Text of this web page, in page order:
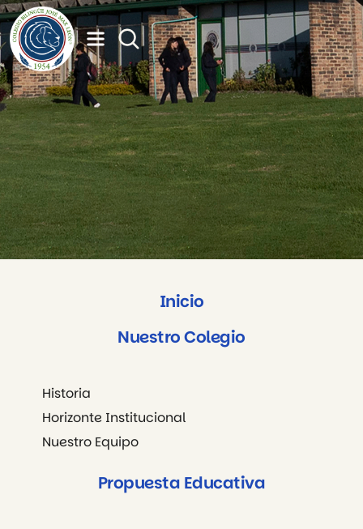
Inicio
Nuestro Colegio
Historia
Horizonte Institucional
Nuestro Equipo
Propuesta Educativa